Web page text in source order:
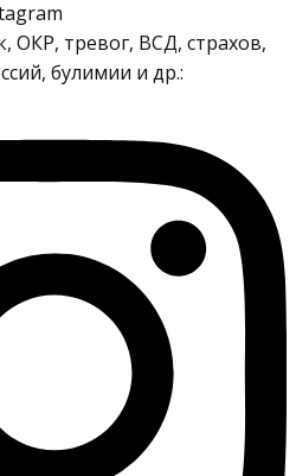
ОКР, тревог, ВСД, страхов,
булимии и др.: